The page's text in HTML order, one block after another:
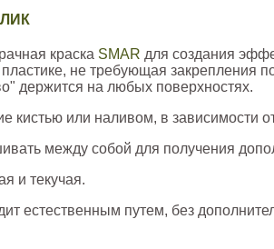
краска SMAR для создания
не требующая закрепления
держится на любых поверхностях.
кистью или наливом, в зависимости
между собой для получения
и текучая.
естественным путем, без